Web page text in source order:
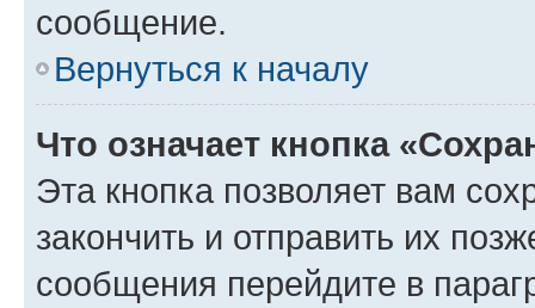
сообщение.
Вернуться к началу
Что означает кнопка
Эта кнопка позволяет вам
закончить и отправить их
сообщения перейдите в